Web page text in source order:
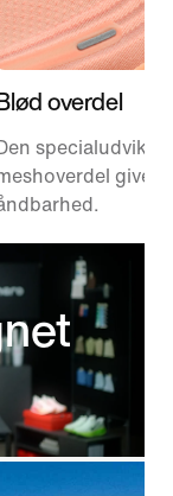
overdel
Den
giver